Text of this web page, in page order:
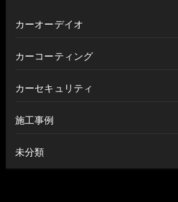
カーオーデイオ
カーコーティング
カーセキュリティ
施工事例
未分類